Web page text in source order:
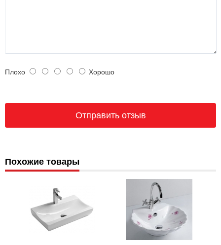
Плохо Хорошо
Похожие товары